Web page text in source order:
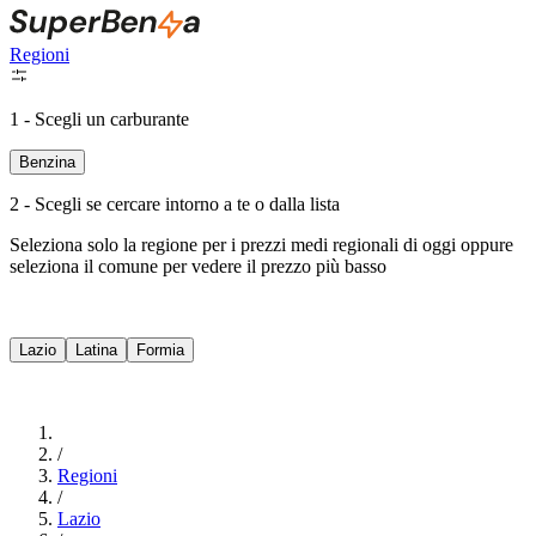
Regioni
1 - Scegli un carburante
Benzina
2 - Scegli se cercare intorno a te o dalla lista
Seleziona solo la regione per i prezzi medi regionali di oggi oppure
seleziona il comune per vedere il prezzo più basso
Lazio Latina Formia
/
Regioni
/
Lazio